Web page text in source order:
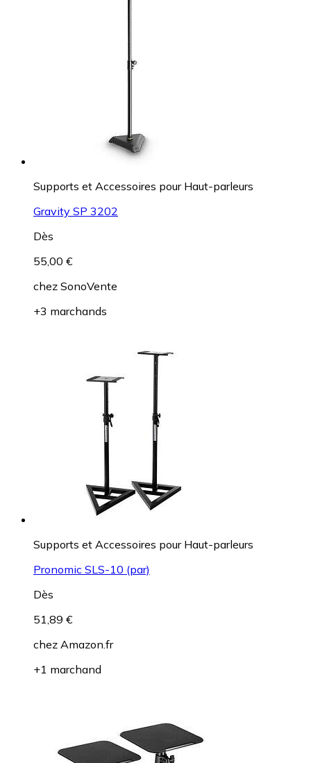
Supports et Accessoires pour Haut-parleurs
Gravity SP 3202
Dès
55,00 €
chez SonoVente
+3 marchands
Supports et Accessoires pour Haut-parleurs
Pronomic SLS-10 (par)
Dès
51,89 €
chez Amazon.fr
+1 marchand